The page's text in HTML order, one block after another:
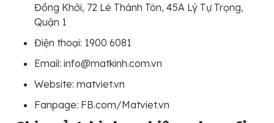
Đồng Khởi, 72 Lê Thánh Tôn, 45A Lý Tự Trọng,
Quận 1
Điện thoại: 1900 6081
Email: info@matkinh.com.vn
Website: matviet.vn
Fanpage: FB.com/Matviet.vn